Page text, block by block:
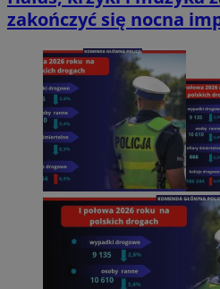
zakończyć się nocna